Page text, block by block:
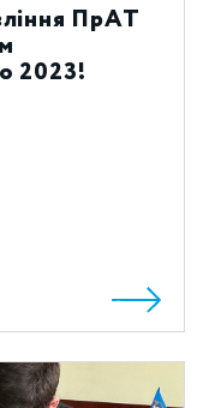
ПрАТ
2023!